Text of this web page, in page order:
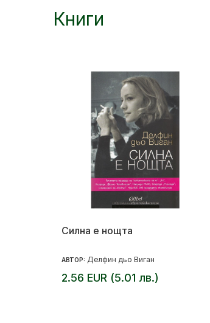
Книги
Силна е нощта
АВТОР: Делфин дьо Виган
2.56 EUR (5.01 лв.)